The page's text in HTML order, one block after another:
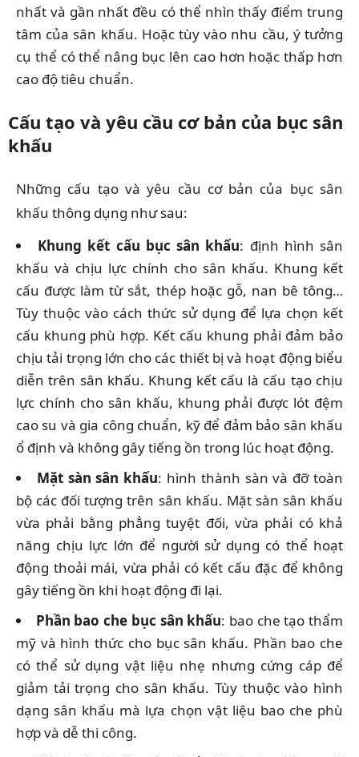
nhất và gần nhất đều có thể nhìn thấy điểm trung
tâm của sân khấu. Hoặc tùy vào nhu cầu, ý tưởng
cụ thể có thể nâng bục lên cao hơn hoặc thấp hơn
cao độ tiêu chuẩn.
Cấu tạo và yêu cầu cơ bản của bục sân
khấu
Những cấu tạo và yêu cầu cơ bản của bục sân
khấu thông dụng như sau:
Khung kết cấu bục sân khấu: định hình sân
khấu và chịu lực chính cho sân khấu. Khung kết
cấu được làm từ sắt, thép hoặc gỗ, nan bê tông…
Tùy thuộc vào cách thức sử dụng để lựa chọn kết
cấu khung phù hợp. Kết cấu khung phải đảm bảo
chịu tải trọng lớn cho các thiết bị và hoạt động biểu
diễn trên sân khấu. Khung kết cấu là cấu tạo chịu
lực chính cho sân khấu, khung phải được lót đệm
cao su và gia công chuẩn, kỹ để đảm bảo sân khấu
ổ định và không gây tiếng ồn trong lúc hoạt động.
Mặt sàn sân khấu: hình thành sàn và đỡ toàn
bộ các đối tượng trên sân khấu. Mặt sàn sân khấu
vừa phải bằng phẳng tuyệt đối, vừa phải có khả
năng chịu lực lớn để người sử dụng có thể hoạt
động thoải mái, vừa phải có kết cấu đặc để không
gây tiếng ồn khi hoạt động đi lại.
Phần bao che bục sân khấu: bao che tạo thẩm
mỹ và hình thức cho bục sân khấu. Phần bao che
có thể sử dụng vật liệu nhẹ nhưng cứng cáp để
giảm tải trọng cho sân khấu. Tùy thuộc vào hình
dạng sân khấu mà lựa chọn vật liệu bao che phù
hợp và dễ thi công.